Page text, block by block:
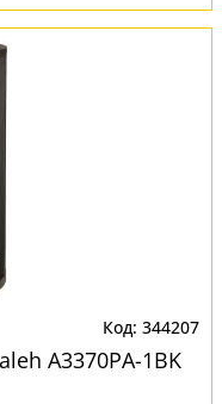
344207
A3370PA-1BK